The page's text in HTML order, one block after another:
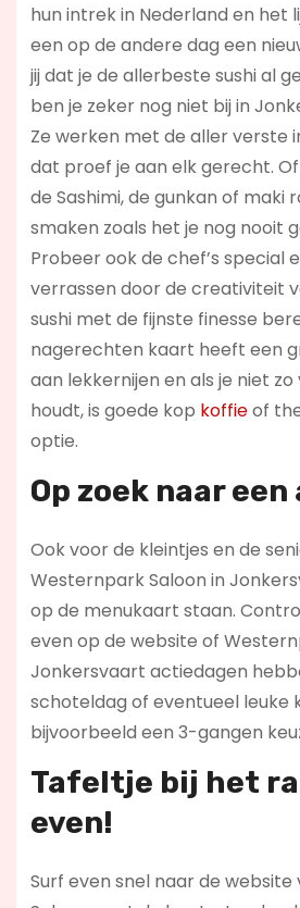
hun intrek in Nederland en het
een op de andere dag een
jij dat je de allerbeste sushi al
ben je zeker nog niet bij in
Ze werken met de aller verste
dat proef je aan elk gerecht.
de Sashimi, de gunkan of maki
smaken zoals het je nog nooit
Probeer ook de chef’s special
verrassen door de creativiteit
sushi met de fijnste finesse
nagerechten kaart heeft een
aan lekkernijen en als je niet
houdt, is goede kop koffieof
optie.
Op zoek naar
Ook voor de kleintjes en de
Westernpark Saloon in
op de menukaart staan.
even op de website of
Jonkersvaart actiedagen
schoteldag of eventueel leuke
bijvoorbeeld een 3-gangen
Tafeltje bij het
even!
Surf even snel naar de